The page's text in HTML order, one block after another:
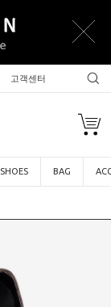
고객센터
SHOES BAG